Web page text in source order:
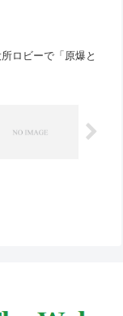
ロビーで「原爆と